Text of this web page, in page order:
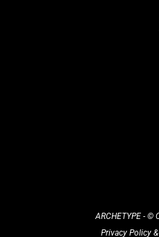
ARCHETYPE - ©
Privacy Policy &